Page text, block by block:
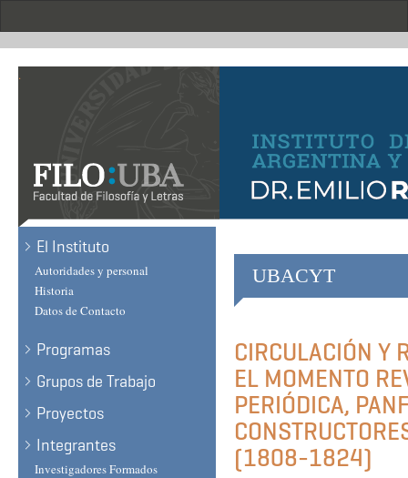
.
El Instituto
Autoridades y personal
Historia
Datos de Contacto
Programas
Grupos de Trabajo
Proyectos
Integrantes
Investigadores Formados
UBACYT
CIRCULACIÓN Y
EL MOMENTO
PERIÓDICA,
(1808-1824)